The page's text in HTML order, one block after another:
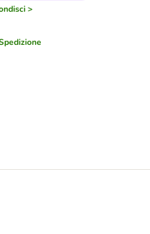
>